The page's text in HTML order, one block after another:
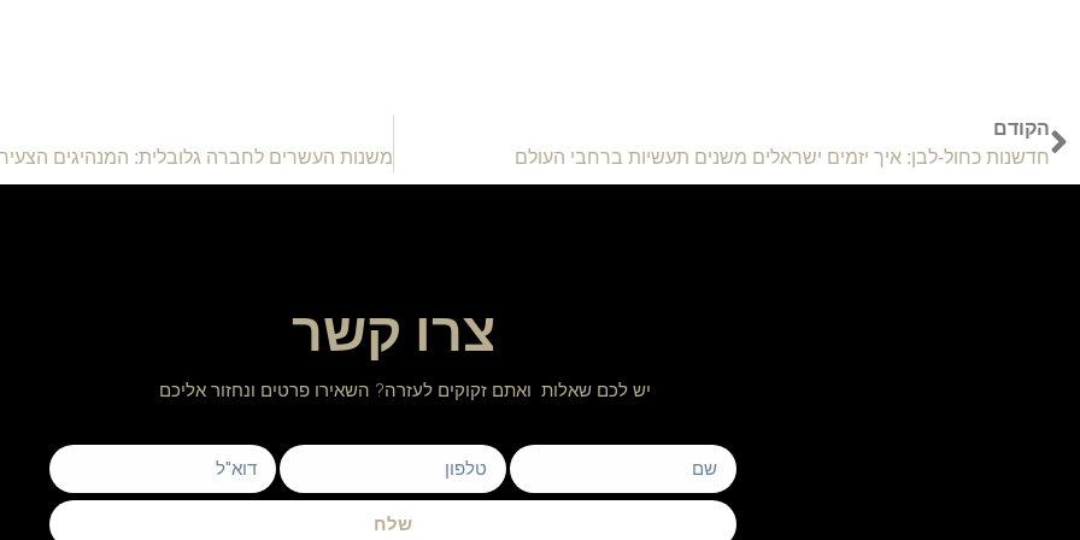
הקודם
חדשנות כחול-לבן: איך יזמים ישראלים משנים תעשיות ברחבי העולם
צרו קשר
יש לכם שאלות ואתם זקוקים לעזרה? השאירו פרטים ונחזור אליכם
שלח